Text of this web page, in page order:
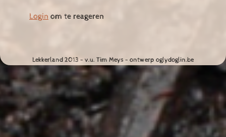
Login om te reageren
Lekkerland 2013 - v.u. Tim Meys - ontwerp oglydoglin.be